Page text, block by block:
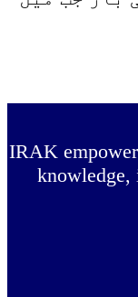
IRAK
knowledge,